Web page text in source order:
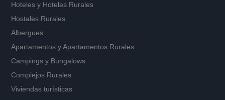
Hoteles y Hoteles Rurales
Hostales Rurales
Albergues
Apartamentos yApartamentos Rurales
Campings y Bungalows
Complejos Rurales
Viviendas turísticas